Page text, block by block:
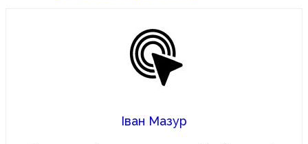
Іван Мазур